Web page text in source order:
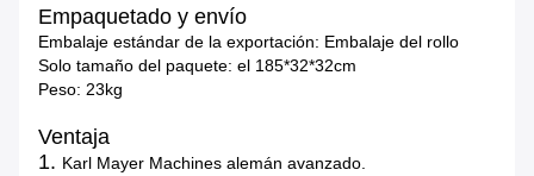
Empaquetado y envío
Embalaje estándar de la exportación: Embalaje del rollo
Solo tamaño del paquete: el 185*32*32cm
Peso: 23kg
Ventaja
1. Karl Mayer Machines alemán avanzado.